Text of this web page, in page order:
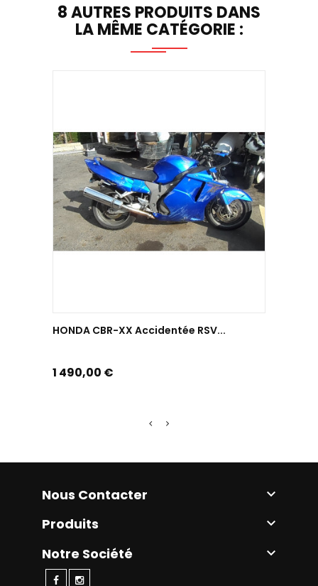
8 AUTRES PRODUITS DANS
LA MÊME CATÉGORIE :
HONDA CBR-XX Accidentée RSV...
Prix
1 490,00 €
Nous Contacter 
Produits 
Notre Société 